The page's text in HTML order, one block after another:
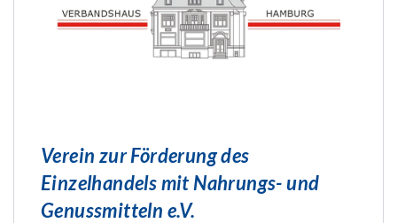
Verein zur Förderung des
Einzelhandels mit Nahrungs- und
Genussmitteln e.V.